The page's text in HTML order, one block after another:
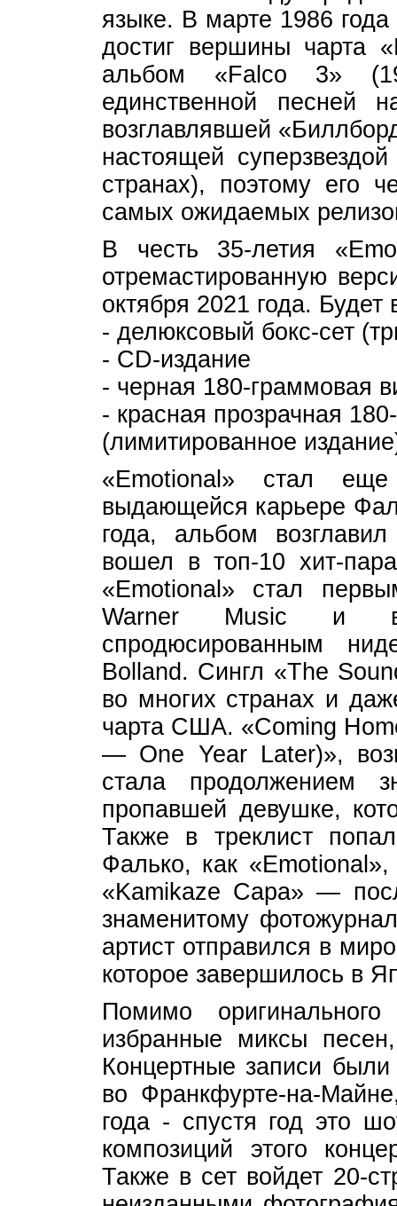
языке. В марте 1986
достиг вершины чарта
альбом «Falco 3»
единственной песней
возглавлявшей
настоящей
странах), поэтому его
самых ожидаемых
В честь 35-летия
отремастированную
октября 2021 года.
- делюксовый бокс-сет
- CD-издание
- черная 180-граммовая
- красная прозрачная
(лимитированное
«Emotional» стал
выдающейся карьере
года, альбом
вошел в топ-10 хит-
«Emotional» стал
Warner Music и
спродюсированным
Bolland. Сингл «The
во многих странах и
чарта США. «Coming
— One Year Later)»,
стала продолжением
пропавшей девушке,
Также в треклист
Фалько, как
«Kamikaze Capa» —
знаменитому
артист отправился в
которое завершилось в
Помимо
избранные миксы
Концертные записи
во Франкфурте-на-
года - спустя год это
композиций этого
Также в сет войдет 20-